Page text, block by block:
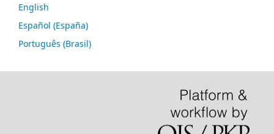
English
Español (España)
Português (Brasil)